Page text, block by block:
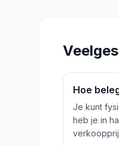
Hoe
Je kunt
heb je in